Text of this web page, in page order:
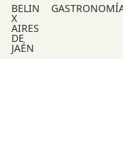
BELIN
X
AIRES
DE
JAÉN